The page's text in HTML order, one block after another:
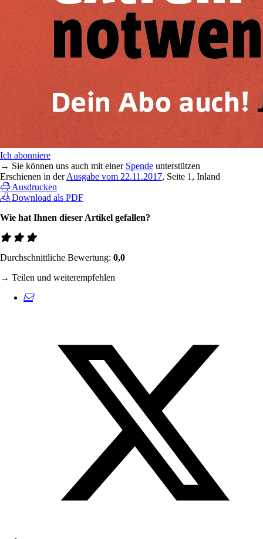
Ich abonniere
→ Sie können uns auch mit einer Spende unterstützen
Erschienen in derAusgabe vom 22.11.2017, Seite 1, Inland
Ausdrucken
Download als PDF
Wie hat Ihnen dieser Artikel gefallen?
Durchschnittliche Bewertung: 0,0
→ Teilen und weiterempfehlen